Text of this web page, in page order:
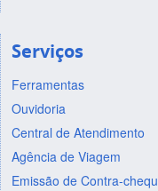
Serviços
Ferramentas
Ouvidoria
Central de Atendimento
Agência de Viagem
Emissão de Contra-